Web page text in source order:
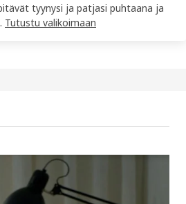
tyynysi ja patjasi puhtaana ja
Tutustu valikoimaan
vaihdetaan sängyssä, ja tyyny on